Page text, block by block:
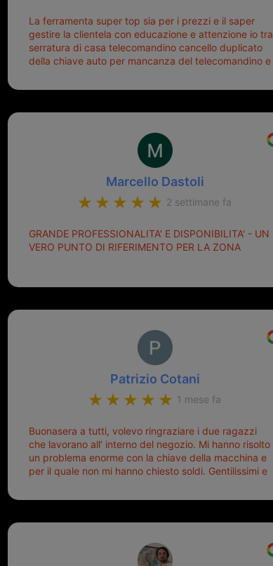
La ferramenta super top sia per i prezzi e il saper
gestire la clientela con educazione e attenzione io tra
serratura di casa telecomandino cancello duplicato
della chiave auto per mancanza del telecomandino e
meglio ferramenta de ostia e poi il prorietario il signor
Marcello Dastoli
2 settimane fa
GRANDE PROFESSIONALITA' E DISPONIBILITA' - UN
VERO PUNTO DI RIFERIMENTO PER LA ZONA
Patrizio Cotani
1 mese fa
Buonasera a tutti, volevo ringraziare i due ragazzi
che lavorano all’ interno del negozio. Mi hanno risolto
un problema enorme con la chiave della macchina e
per il quale non mi hanno chiesto soldi. Gentilissimi e
Sicuramente tornerò qui per qualsiasi altro problema.